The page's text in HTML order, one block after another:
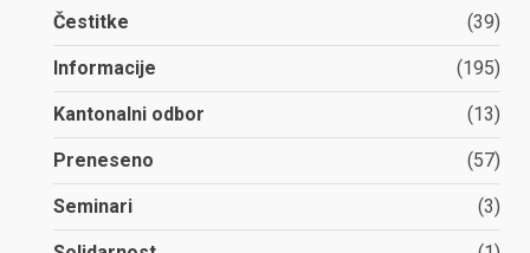
Čestitke
(39)
Informacije (195)
Kantonalni odbor (13)
Preneseno (57)
Seminari (3)